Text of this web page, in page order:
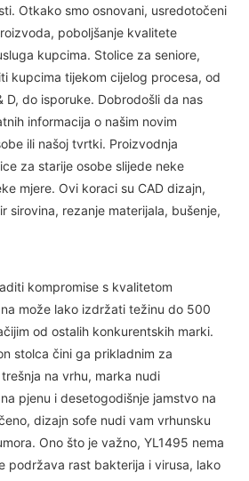
Otkako smo osnovani, usredotočeni
poboljšanje kvalitete
kupcima. Stolice za seniore,
kupcima tijekom cijelog procesa, od
D, do isporuke. Dobrodošli da nas
informacija o našim novim
ili našoj tvrtki. Proizvodnja
za starije osobe slijede neke
mjere. Ovi koraci su CAD dizajn,
sirovina, rezanje materijala, bušenje,
kompromise s kvalitetom
može lako izdržati težinu do 500
od ostalih konkurentskih marki.
stolca čini ga prikladnim za
na vrhu, marka nudi
pjenu i desetogodišnje jamstvo na
dizajn sofe nudi vam vrhunsku
Ono što je važno, YL1495 nema
podržava rast bakterija i virusa, lako